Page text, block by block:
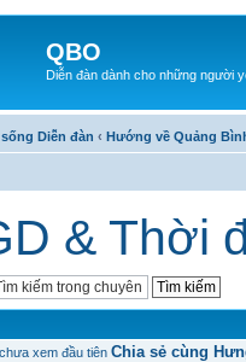
QBO
Diễn đàn dành cho những người
Diễn đàn ‹ Hướng về Quảng
& Thời
Chia sẻ cùng